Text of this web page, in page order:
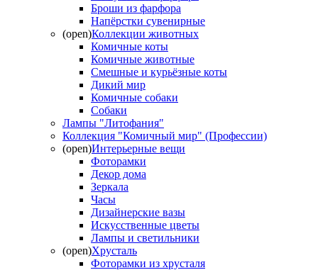
Броши из фарфора
Напёрстки сувенирные
(open)Коллекции животных
Комичные коты
Комичные животные
Смешные и курьёзные коты
Дикий мир
Комичные собаки
Собаки
Лампы "Литофания"
Коллекция "Комичный мир" (Профессии)
(open)Интерьерные вещи
Фоторамки
Декор дома
Зеркала
Часы
Дизайнерские вазы
Искусственные цветы
Лампы и светильники
(open)Хрусталь
Фоторамки из хрусталя